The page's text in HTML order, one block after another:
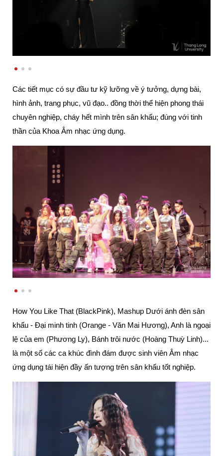
Các tiết mục có sự đầu tư kỹ lưỡng về ý tưởng, dựng bài,
hình ảnh, trang phục, vũ đạo.. đồng thời thể hiện phong thái
chuyên nghiệp, cháy hết mình trên sân khấu; đúng với tinh
thần của Khoa Âm nhạc ứng dụng.
How You Like That (BlackPink), Mashup Dưới ánh đèn sân
khấu - Đại minh tinh (Orange - Văn Mai Hương), Anh là ngoại
lệ của em (Phương Ly), Bánh trôi nước (Hoàng Thuỳ Linh)...
là một số các ca khúc đình đám được sinh viên Âm nhạc
ứng dụng tái hiện đầy ấn tượng trên sân khấu tốt nghiệp.